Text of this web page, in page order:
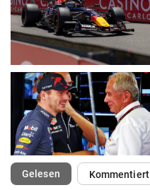
Gelesen(ausgewählt)Kommentiert